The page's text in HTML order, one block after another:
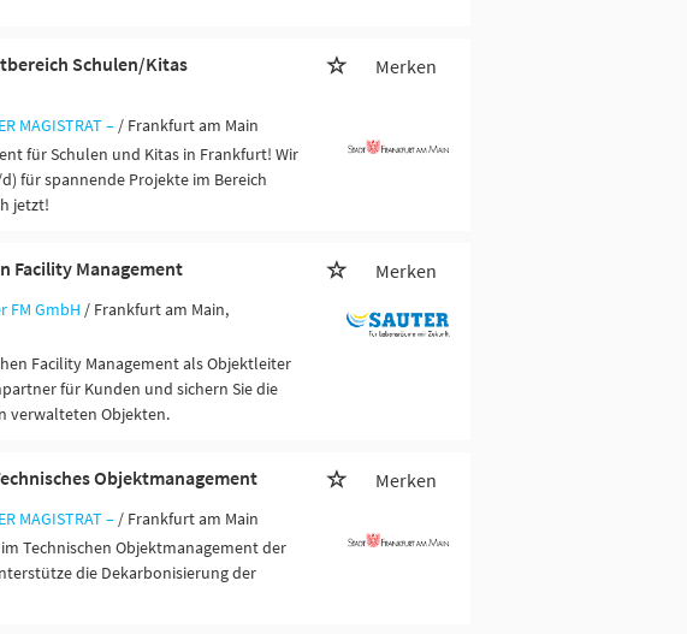
Schulen/Kitas
Merken
MAGISTRAT – / Frankfurt am Main
für Schulen und Kitas in Frankfurt! Wir
für spannende Projekte im Bereich
jetzt!
Facility Management Merken
FM GmbH / Frankfurt am Main,
Facility Management als Objektleiter
für Kunden und sichern Sie die
verwalteten Objekten.
Objektmanagement Merken
MAGISTRAT – / Frankfurt am Main
Technischen Objektmanagement der
die Dekarbonisierung der